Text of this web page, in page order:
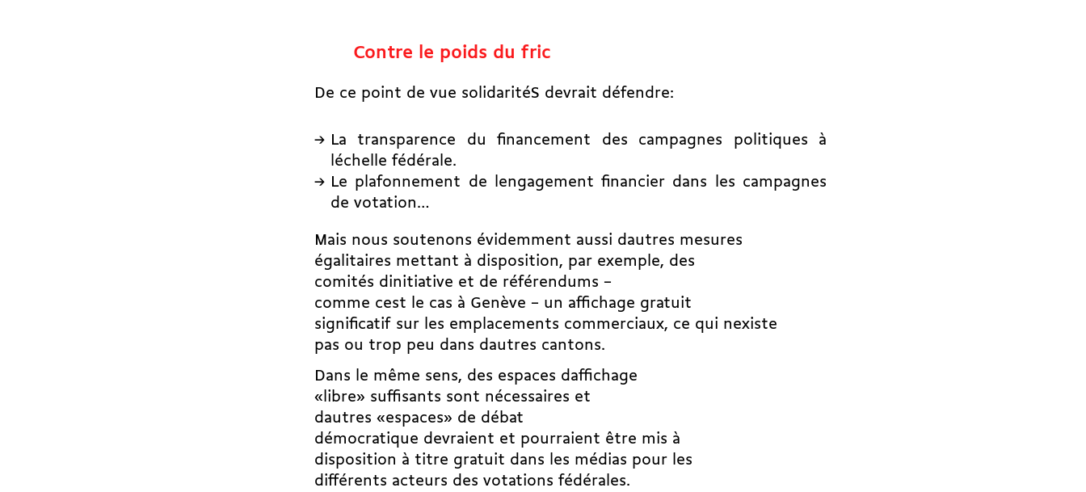
Contre le poids du fric
De ce point de vue solidaritéS devrait défendre:
La transparence du financement des campagnes politiques à
léchelle fédérale.
Le plafonnement de lengagement financier dans les campagnes
de votation…
Mais nous soutenons évidemment aussi dautres mesures
égalitaires mettant à disposition, par exemple, des
comités dinitiative et de référendums –
comme cest le cas à Genève – un affichage gratuit
significatif sur les emplacements commerciaux, ce qui nexiste
pas ou trop peu dans dautres cantons.
Dans le même sens, des espaces daffichage
«libre» suffisants sont nécessaires et
dautres «espaces» de débat
démocratique devraient et pourraient être mis à
disposition à titre gratuit dans les médias pour les
différents acteurs des votations fédérales.